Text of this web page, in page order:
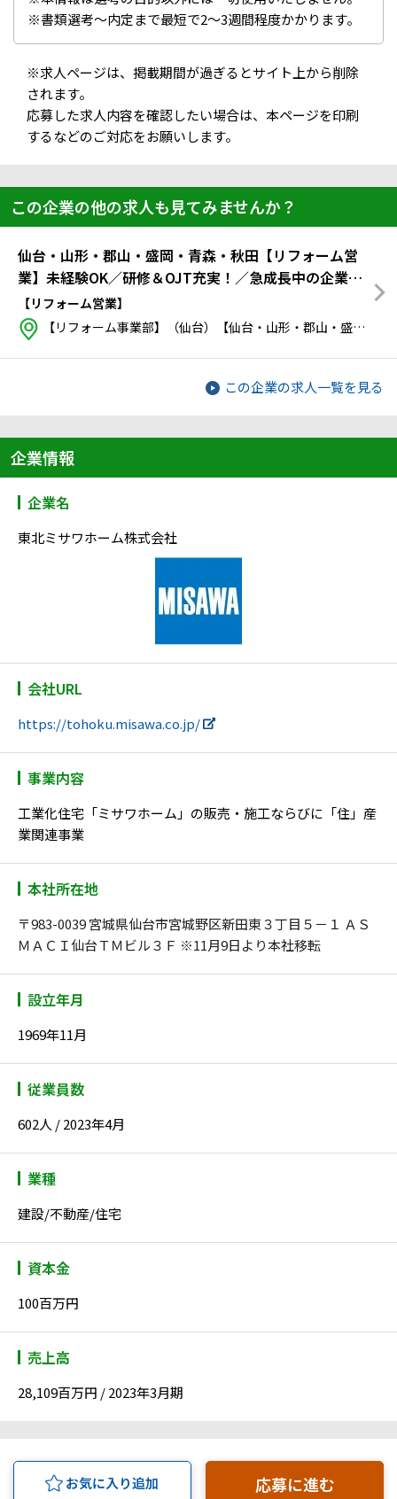
※書類選考～内定まで最短で2～3週間程度かかります。
※求人ページは、掲載期間が過ぎるとサイト上から削除
されます。
応募した求人内容を確認したい場合は、本ページを印刷
するなどのご対応をお願いします。
この企業の他の求人も見てみませんか？
仙台・山形・郡山・盛岡・青森・秋田【リフォーム営
業】未経験OK／研修＆OJT充実！／急成長中の企業
で、人とかかわる"仕事"の楽しさを感じられる！
【リフォーム営業】
【リフォーム事業部】（仙台）【仙台・山形・郡山・盛岡・青森・秋田のいずれかの支店】※希望勤務地を考慮宮城県 仙台市宮城野区 日の出町3-7-13
この企業の求人一覧を見る
企業情報
企業名
東北ミサワホーム株式会社
会社URL
https://tohoku.misawa.co.jp/
事業内容
工業化住宅「ミサワホーム」の販売・施工ならびに「住」産
業関連事業
本社所在地
〒983-0039 宮城県仙台市宮城野区新田東３丁目５－１ ＡＳ
ＭＡＣＩ仙台ＴＭビル３Ｆ ※11月9日より本社移転
設立年月
1969年11月
従業員数
602人 / 2023年4月
業種
建設/不動産/住宅
資本金
100百万円
売上高
28,109百万円 / 2023年3月期
お気に入り追加 応募に進む